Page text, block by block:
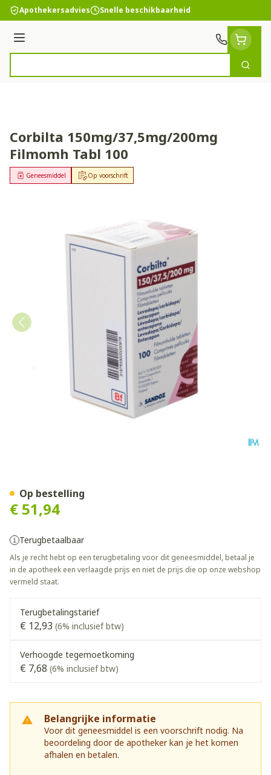
Ga naar de inhoud
Apothekersadvies Snelle beschikbaarheid
Menu
Zoek
Corbilta 150mg/37,5mg/200mg
Filmomh Tabl 100
Op voorschrift
Geneesmiddel
€ 51,94
Terugbetaalbaar
Als je recht hebt op een terugbetaling voor dit geneesmiddel, betaal je
in de apotheek een verlaagde prijs en niet de prijs die op onze webshop
vermeld staat.
Terugbetalingstarief
€ 12,93 (6% inclusief btw)
Verhoogde tegemoetkoming
€ 7,68 (6% inclusief btw)
Belangrijke informatie
Voor dit geneesmiddel is een voorschrift nodig. Na
beoordeling door de apotheker kan je het komen
afhalen en betalen.
Op bestelling